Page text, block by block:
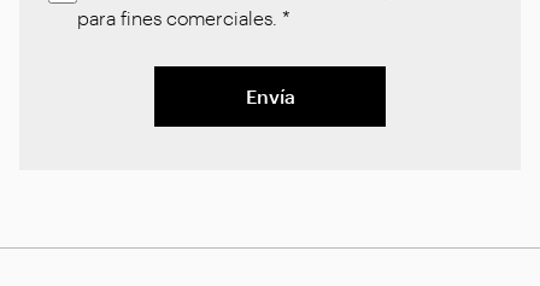
para fines comerciales. *
Envía